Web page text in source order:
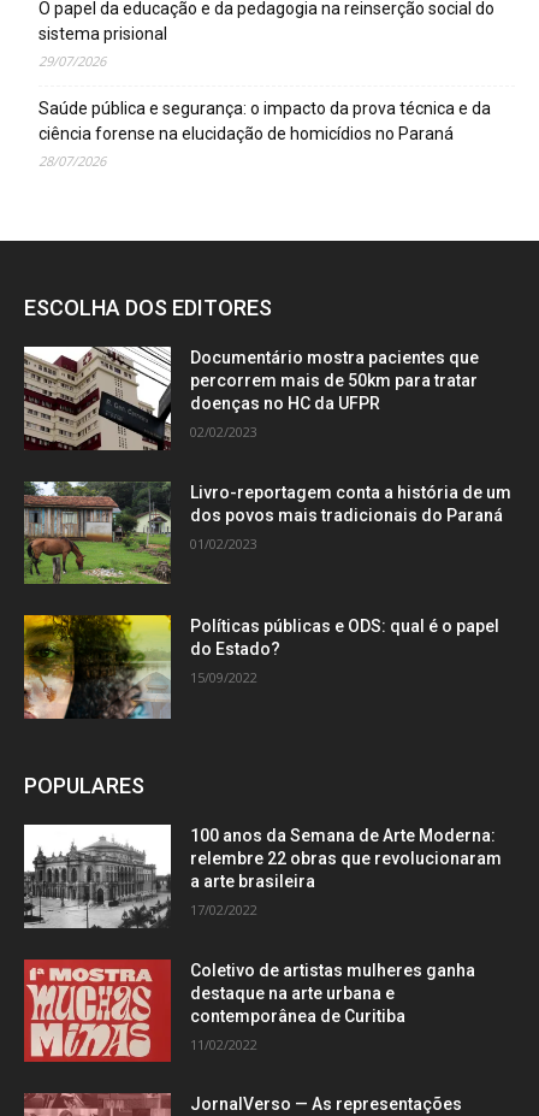
O papel da educação e da pedagogia na reinserção social do
sistema prisional
29/07/2026
Saúde pública e segurança: o impacto da prova técnica e da
ciência forense na elucidação de homicídios no Paraná
28/07/2026
ESCOLHA DOS EDITORES
Documentário mostra pacientes que
percorrem mais de 50km para tratar
doenças no HC da UFPR
02/02/2023
Livro-reportagem conta a história de um
dos povos mais tradicionais do Paraná
01/02/2023
Políticas públicas e ODS: qual é o papel
do Estado?
15/09/2022
POPULARES
100 anos da Semana de Arte Moderna:
relembre 22 obras que revolucionaram
a arte brasileira
17/02/2022
Coletivo de artistas mulheres ganha
destaque na arte urbana e
contemporânea de Curitiba
11/02/2022
JornalVerso — As representações